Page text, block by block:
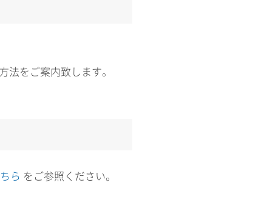
法をご案内致します。
ら をご参照ください。